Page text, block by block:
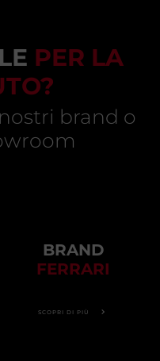
PER LA
brand o
BRAND
FERRARI
SCOPRI DI PIÙ